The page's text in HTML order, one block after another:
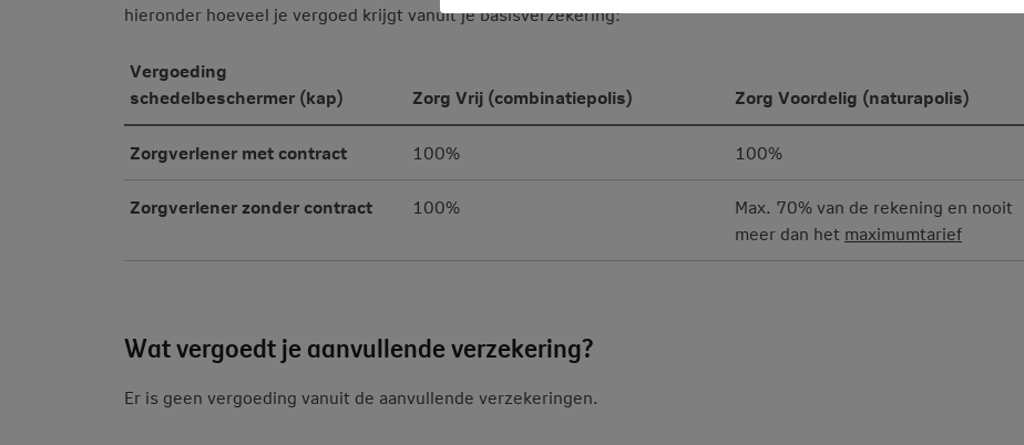
hieronder hoeveel je vergoed krijgt vanuit je basisverzekering:
Vergoeding
schedelbeschermer (kap)
Zorg Vrij (combinatiepolis) Zorg Voordelig (naturapolis)
Zorgverlener met contract 100% 100%
Zorgverlener zonder contract 100%
Max. 70% van de rekening en nooit
meer dan het maximumtarief
Wat vergoedt je aanvullende verzekering?
Er is geen vergoeding vanuit de aanvullende verzekeringen.